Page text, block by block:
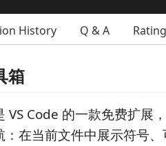
History Q & A
箱
VS Code 的一款免费扩展
：在当前文件中展示符号